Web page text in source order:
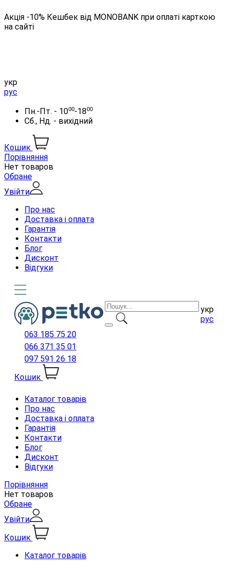
Акція -10% Кешбек від MONOBANK при оплаті карткою
на сайті
укр
рус
Пн.-Пт. - 1000-1800
Сб., Нд. - вихідний
Кошик
Порівняння
Нет товаров
Обране
Увійти
Про нас
Доставка і оплата
Гарантія
Контакти
Блог
Дисконт
Відгуки
укр
рус
063 185 75 20
066 371 35 01
097 591 26 18
Кошик
Каталог товарів
Про нас
Доставка і оплата
Гарантія
Контакти
Блог
Дисконт
Відгуки
Порівняння
Нет товаров
Обране
Увійти
Кошик
Каталог товарів